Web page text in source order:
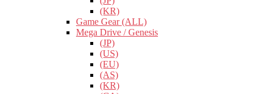
(KR)
Game Gear (ALL)
Mega Drive / Genesis
(JP)
(US)
(EU)
(AS)
(KR)